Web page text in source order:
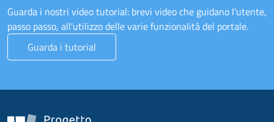
Guarda i nostri video tutorial: brevi video che guidano l'utente,
passo passo, all'utilizzo delle varie funzionalità del portale.
Guarda i tutorial